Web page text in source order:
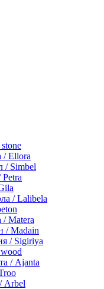
/ Ellora
/ Simbel
/ Lalibela
/ Matera
/ Madain
/ Sigiriya
/ Ajanta
Arbel